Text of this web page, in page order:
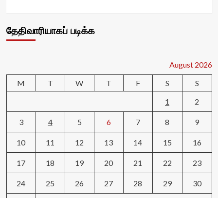
தேதிவாரியாகப் படிக்க
August 2026
M
T W T F S
S
1
2
3 4 5 6 7 8 9
10 11 12 13 14 15 16
17 18 19 20 21 22 23
24 25 26 27 28 29 30